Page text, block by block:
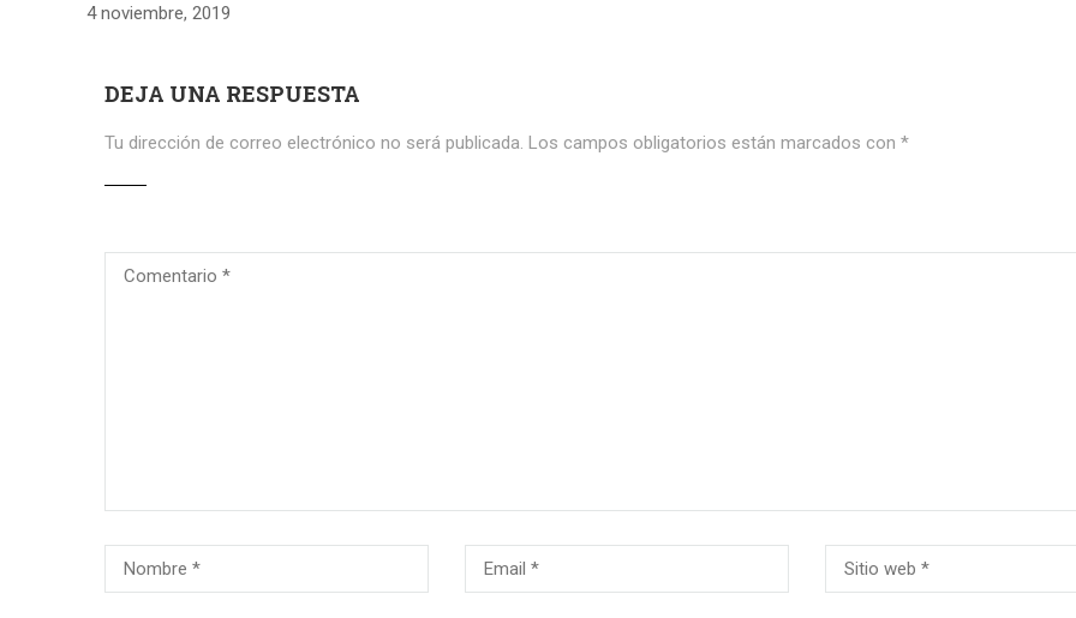
4 noviembre, 2019
DEJA UNA RESPUESTA
Tu dirección de correo electrónico no será publicada. Los campos obligatorios están marcados con *